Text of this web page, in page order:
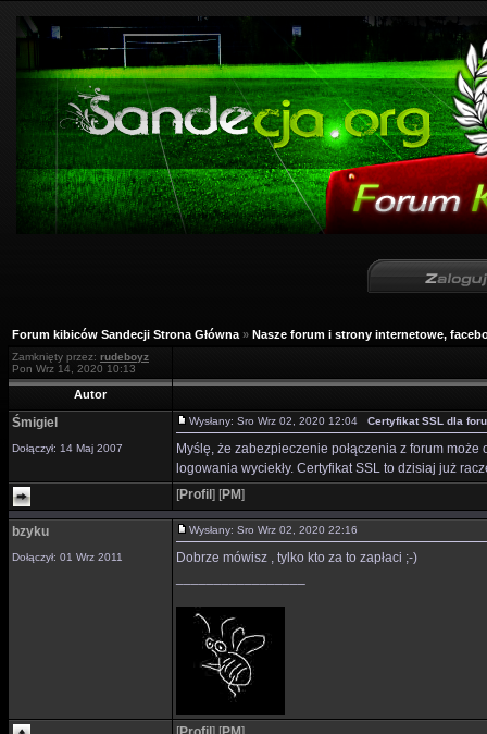
Forum kibiców Sandecji Strona Główna » Nasze forum i strony internetowe,
Zamknięty przez: rudeboyz
Pon Wrz 14, 2020 10:13
Autor
Śmigiel
Dołączył: 14 Maj 2007
Wysłany: Sro Wrz 02, 2020 12:04 Certyfikat SSL dla
Myślę, że zabezpieczenie połączenia z forum
logowania wyciekły. Certyfikat SSL to dzisiaj już
[Profil ] [PM]
bzyku
Dołączył: 01 Wrz 2011
Wysłany: Sro Wrz 02, 2020 22:16
Dobrze mówisz , tylko kto za to zapłaci ;-)